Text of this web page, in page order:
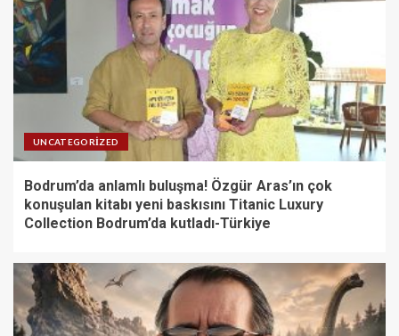
UNCATEGORIZED
Bodrum’da anlamlı buluşma! Özgür Aras’ın çok
konuşulan kitabı yeni baskısını Titanic Luxury
Collection Bodrum’da kutladı-Türkiye